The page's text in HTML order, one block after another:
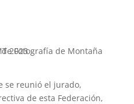
se reunió el jurado,
de esta Federación,